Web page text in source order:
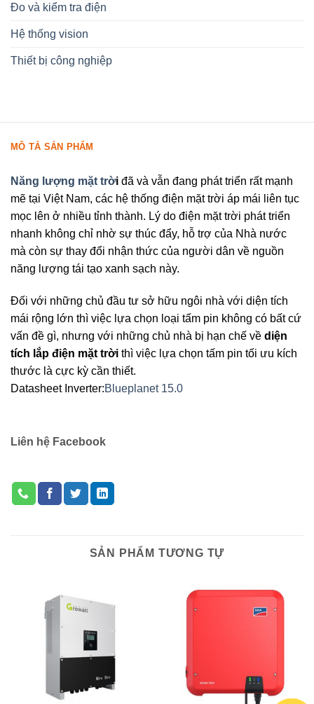
Đo và kiểm tra điện
Hệ thống vision
Thiết bị công nghiệp
MÔ TẢ SẢN PHẨM
Năng lượng mặt trời đã và vẫn đang phát triển rất mạnh
mẽ tại Việt Nam, các hệ thống điện mặt trời áp mái liên tục
mọc lên ở nhiều tỉnh thành. Lý do điện mặt trời phát triển
nhanh không chỉ nhờ sự thúc đẩy, hỗ trợ của Nhà nước
mà còn sự thay đổi nhận thức của người dân về nguồn
năng lượng tái tạo xanh sạch này.
Đối với những chủ đầu tư sở hữu ngôi nhà với diện tích
mái rộng lớn thì việc lựa chọn loại tấm pin không có bất cứ
vấn đề gì, nhưng với những chủ nhà bị hạn chế về diện
tích lắp điện mặt trời thì việc lựa chọn tấm pin tối ưu kích
thước là cực kỳ cần thiết.
Datasheet Inverter:Blueplanet 15.0
Liên hệ Facebook
SẢN PHẨM TƯƠNG TỰ